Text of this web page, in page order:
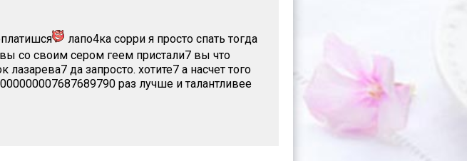
лапо4ка сорри я просто спать тогда
со своим сером геем пристали7 вы что
да запросто. хотите7 а насчет того
раз лучше и талантливее